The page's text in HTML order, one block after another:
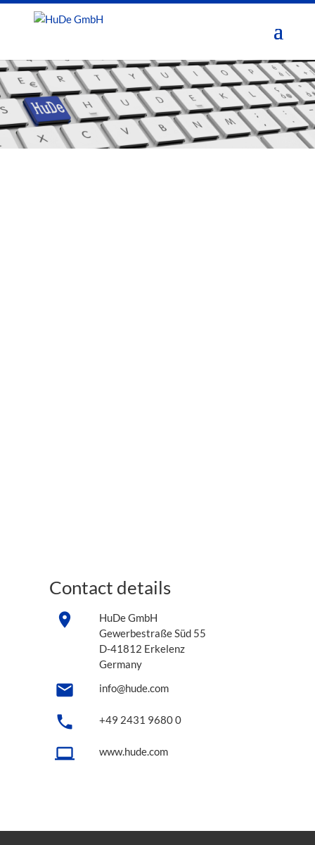
Contact details
place
HuDe GmbH
Gewerbestraße Süd 55
D-41812 Erkelenz
Germany
email info@hude.com
local_phone +49 2431 9680 0
computer www.hude.com